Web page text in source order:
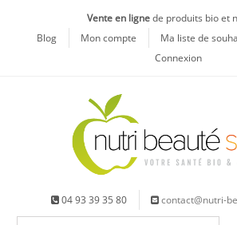
Vente en lignede produits bio et
Blog
Mon compte Ma liste de
Connexion
04 93 39 35 80 contact@nutri-